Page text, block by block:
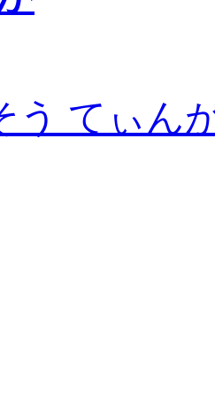
う てぃん